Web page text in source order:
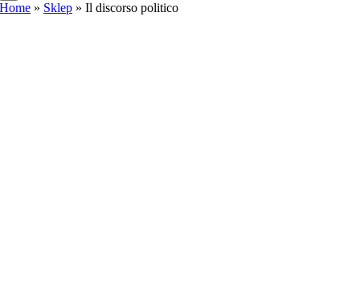
Home » Sklep »Il discorso politico